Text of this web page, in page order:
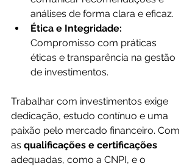
análises de forma clara e eficaz.
Ética e Integridade:
Compromisso com práticas
éticas e transparência na gestão
de investimentos.
Trabalhar com investimentos exige
dedicação, estudo contínuo e uma
paixão pelo mercado financeiro. Com
as qualificações e certificações
adequadas, como a CNPI, e o